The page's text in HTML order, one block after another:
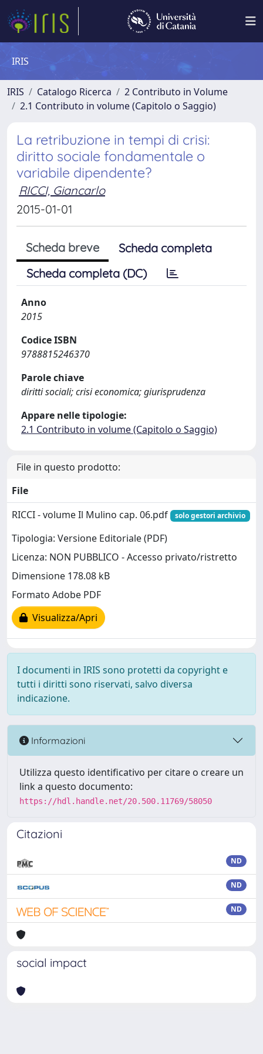
IRIS
IRIS Catalogo Ricerca
2 Contributo in Volume
2.1 Contributo in volume (Capitolo o Saggio)
La retribuzione in tempi di crisi:
diritto sociale fondamentale o
variabile dipendente?
RICCI, Giancarlo
2015-01-01
Scheda breve
Scheda completa
Scheda completa (DC)
Anno
2015
Codice ISBN
9788815246370
Parole chiave
diritti sociali; crisi economica; giurisprudenza
Appare nelle tipologie:
2.1 Contributo in volume (Capitolo o Saggio)
File in questo prodotto:
File
RICCI - volume Il Mulino cap. 06.pdf
solo gestori archivio
Tipologia: Versione Editoriale (PDF)
Licenza: NON PUBBLICO - Accesso privato/ristretto
Dimensione 178.08 kB
Formato Adobe PDF
Visualizza/Apri
I documenti in IRIS sono protetti da copyright e
tutti i diritti sono riservati, salvo diversa
indicazione.
Informazioni
Utilizza questo identificativo per citare o creare un
link a questo documento:
https://hdl.handle.net/20.500.11769/58050
Citazioni
ND
ND
ND
social impact